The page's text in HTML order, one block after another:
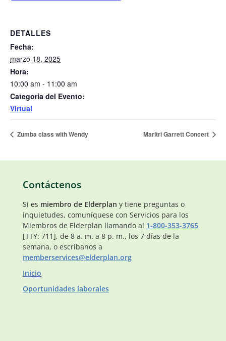
DETALLES
Fecha:
marzo 18, 2025
Hora:
10:00 am - 11:00 am
Categoría del Evento:
Virtual
Zumba class with Wendy Maritri Garrett Concert
Contáctenos
Si es miembro de Elderplan y tiene preguntas o
inquietudes, comuníquese con Servicios para los
Miembros de Elderplan llamando al 1-800-353-3765
[TTY: 711], de 8 a. m. a 8 p. m., los 7 días de la
semana, o escríbanos a
memberservices@elderplan.org
Inicio
Oportunidades laborales